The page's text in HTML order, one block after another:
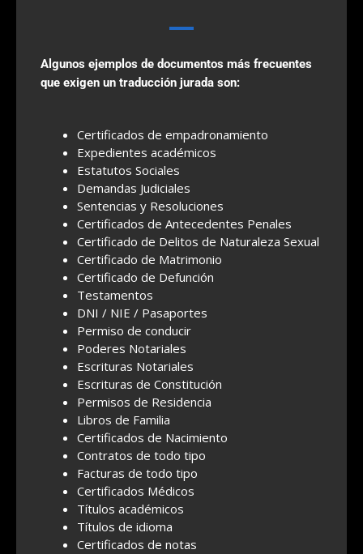
Algunos ejemplos de documentos más frecuentes
que exigen un traducción jurada son:
Certificados de empadronamiento
Expedientes académicos
Estatutos Sociales
Demandas Judiciales
Sentencias y Resoluciones
Certificados de Antecedentes Penales
Certificado de Delitos de Naturaleza Sexual
Certificado de Matrimonio
Certificado de Defunción
Testamentos
DNI / NIE / Pasaportes
Permiso de conducir
Poderes Notariales
Escrituras Notariales
Escrituras de Constitución
Permisos de Residencia
Libros de Familia
Certificados de Nacimiento
Contratos de todo tipo
Facturas de todo tipo
Certificados Médicos
Títulos académicos
Títulos de idioma
Certificados de notas